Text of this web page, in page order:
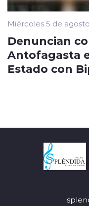
Miércoles 5 de
Denuncian
Antofagasta
Estado con